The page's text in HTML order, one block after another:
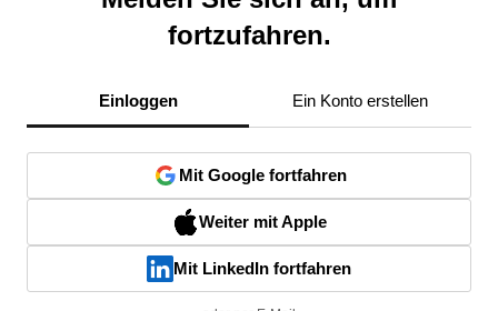
fortzufahren.
Einloggen Ein Konto erstellen
Mit Google fortfahren
Weiter mit Apple
Mit LinkedIn fortfahren